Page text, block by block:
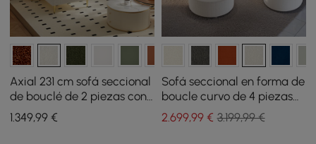
Axial 231 cm sofá seccional
de bouclé de 2 piezas con
otomana, patas doradas y
cojines
1.349,99 €
Sofá seccional en forma de
boucle curvo de 4 piezas
de 146 pulgadas con
otomana y almohadas
2.699,99€ 3.199,99 €